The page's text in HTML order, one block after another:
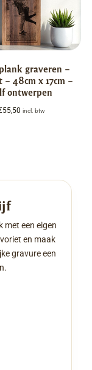
graveren –
– 48cm x 17cm –
ontwerpen
55,50 incl. btw
met een eigen
en maak
gravure een